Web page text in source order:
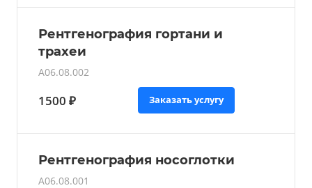
Рентгенография гортани и
трахеи
A06.08.002
1500 ₽ Заказать услугу
Рентгенография носоглотки
A06.08.001